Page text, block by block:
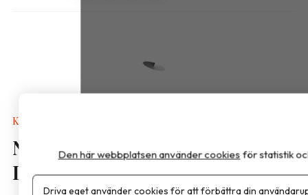
Kalkyler & Verktyg
Nya näringsvärden i
Livsmedelsdatabasen
Den här webbplatsen använder cookies för statistik
Driva eget använder cookies för att förbättra din